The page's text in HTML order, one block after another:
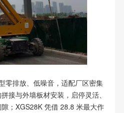
零排放、低噪音，适配厂区密集
接与外墙板材安装，启停灵活、
；XGS28K 凭借 28.8 米最大作